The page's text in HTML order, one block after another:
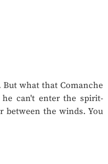
what that Comanche
can't enter the spirit-
between the winds. You